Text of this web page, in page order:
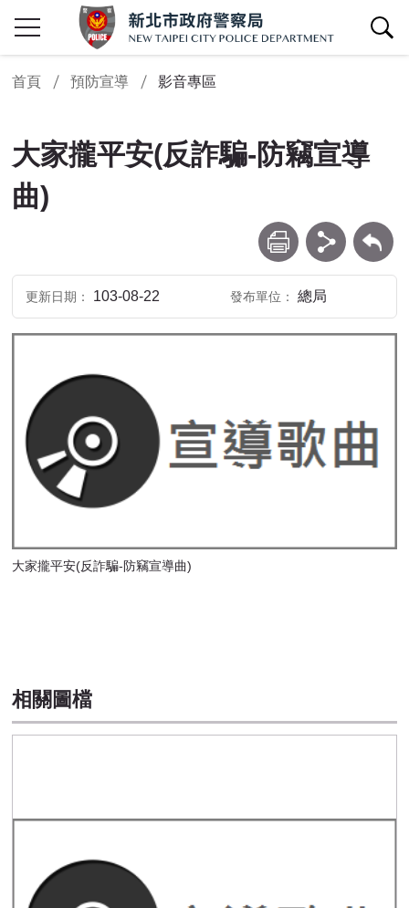
查詢區開關
首頁 預防宣導 影音專區
大家攏平安(反詐騙-防竊宣導
曲)
列印 分享 回上一頁
更新日期 103-08-22 發布單位 總局
大家攏平安(反詐騙-防竊宣導曲)
相關圖檔